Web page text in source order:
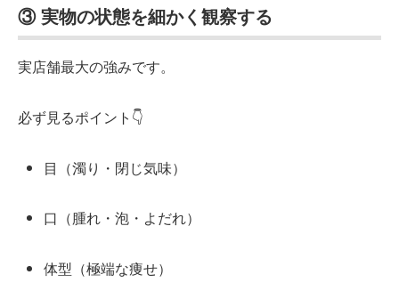
③ 実物の状態を細かく観察する
実店舗最大の強みです。
必ず見るポイント👇
目（濁り・閉じ気味）
口（腫れ・泡・よだれ）
体型（極端な痩せ）